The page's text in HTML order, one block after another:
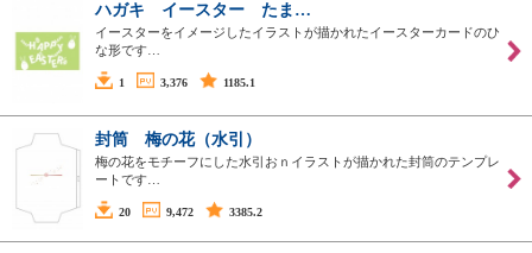
ハガキ イースター たま…
イースターをイメージしたイラストが描かれたイースターカードのひ
な形です…
1 3,376 1185.1
封筒 梅の花（水引）
梅の花をモチーフにした水引おｎイラストが描かれた封筒のテンプレ
ートです…
20 9,472 3385.2